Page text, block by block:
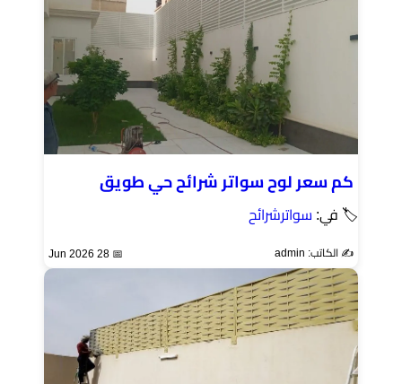
كم سعر لوح سواتر شرائح حي طويق
🏷 في: سواترشرائح
✍️ الكاتب: admin 📅 28 Jun 2026